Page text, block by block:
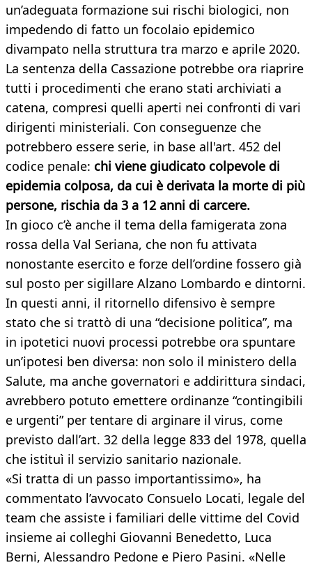
un’adeguata formazione sui rischi biologici, non
impedendo di fatto un focolaio epidemico
divampato nella struttura tra marzo e aprile 2020.
La sentenza della Cassazione potrebbe ora riaprire
tutti i procedimenti che erano stati archiviati a
catena, compresi quelli aperti nei confronti di vari
dirigenti ministeriali. Con conseguenze che
potrebbero essere serie, in base all'art. 452 del
codice penale: chi viene giudicato colpevole di
epidemia colposa, da cui è derivata la morte di più
persone, rischia da 3 a 12 anni di carcere.
In gioco c’è anche il tema della famigerata zona
rossa della Val Seriana, che non fu attivata
nonostante esercito e forze dell’ordine fossero già
sul posto per sigillare Alzano Lombardo e dintorni.
In questi anni, il ritornello difensivo è sempre
stato che si trattò di una “decisione politica”, ma
in ipotetici nuovi processi potrebbe ora spuntare
un’ipotesi ben diversa: non solo il ministero della
Salute, ma anche governatori e addirittura sindaci,
avrebbero potuto emettere ordinanze “contingibili
e urgenti” per tentare di arginare il virus, come
previsto dall’art. 32 della legge 833 del 1978, quella
che istituì il servizio sanitario nazionale.
«Si tratta di un passo importantissimo», ha
commentato l’avvocato Consuelo Locati, legale del
team che assiste i familiari delle vittime del Covid
insieme ai colleghi Giovanni Benedetto, Luca
Berni, Alessandro Pedone e Piero Pasini. «Nelle